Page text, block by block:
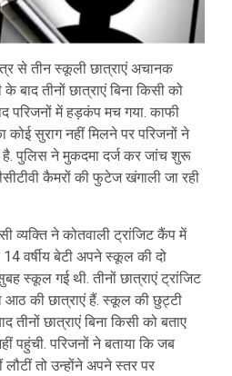
से तीन स्कूली छात्राएं अचानक
बाद तीनों छात्राएं बिना किसी को
परिजनों में हड़कंप मच गया. काफी
कोई सुराग नहीं मिलने पर परिजनों ने
है. पुलिस ने मुकदमा दर्ज कर जांच शुरू
कैमरों की फुटेज खंगाली जा रही
व्यक्ति ने कोतवाली ट्रांजिट कैंप में
वर्षीय बेटी अपने स्कूल की दो
स्कूल गई थी. तीनों छात्राएं ट्रांजिट
आठ की छात्राएं हैं. स्कूल की छुट्टी
छात्राएं बिना किसी को बताए
पहुंची. परिजनों ने बताया कि जब
तो उन्होंने अपने स्तर पर